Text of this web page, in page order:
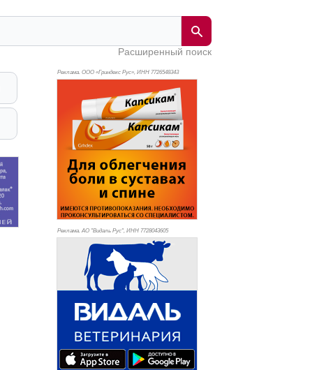
Расширенный поиск
Реклама. ООО «Гриндекс Рус», ИНН 7726548343
Реклама. АО "Видаль Рус", ИНН 7728043605